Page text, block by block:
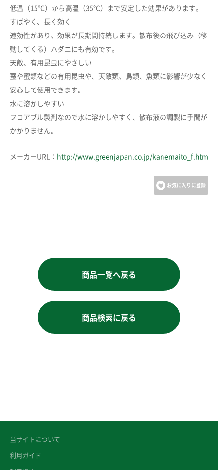
低温（15℃）から高温（35℃）まで安定した効果があります。
すばやく、長く効く
速効性があり、効果が長期間持続します。散布後の飛び込み（移
動してくる）ハダニにも有効です。
天敵、有用昆虫にやさしい
蚕や蜜類などの有用昆虫や、天敵類、鳥類、魚類に影響が少なく
安心して使用できます。
水に溶かしやすい
フロアブル製剤なので水に溶かしやすく、散布液の調製に手間が
かかりません。
メーカーURL： http://www.greenjapan.co.jp/kanemaito_f.htm
お気に入りに登録
商品一覧へ戻る
商品検索に戻る
当サイトについて
利用ガイド